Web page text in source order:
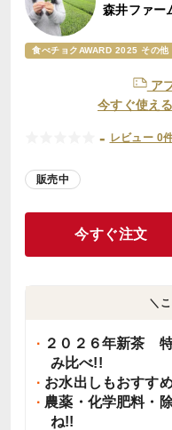
森井ファー
食べチョクAWARD 2025 その他
ア
今すぐ使え
- レビュー 0
販売中
今すぐ注文
＼
２０２６年新茶
み比べ!!
お水出しもおすす
農薬・化学肥料・
ね!!